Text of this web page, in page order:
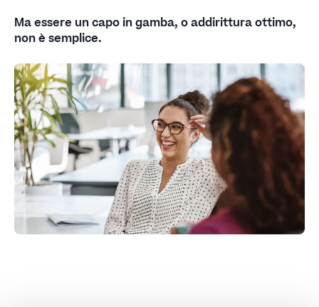
Ma essere un capo in gamba, o addirittura ottimo,
non è semplice.